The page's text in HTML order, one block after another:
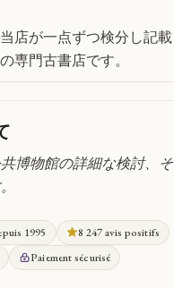
店が一点ずつ検分し記載
専門古書店です。
博物館の詳細な検討、
1995
8 247 avis positifs
Paiement sécurisé